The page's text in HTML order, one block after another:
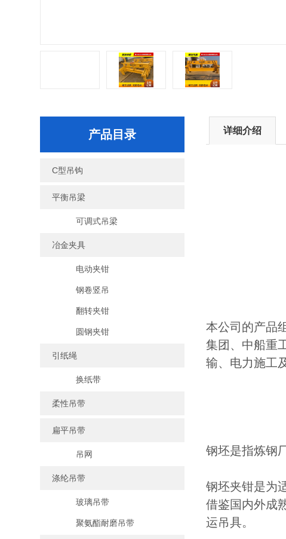
产品目录
C型吊钩
平衡吊梁
可调式吊梁
冶金夹具
电动夹钳
钢卷竖吊
翻转夹钳
圆钢夹钳
引纸绳
换纸带
柔性吊带
扁平吊带
吊网
涤纶吊带
玻璃吊带
聚氨酯耐磨吊带
详细介绍
本公司的产品
集团、中船重
输、电力施工
钢坯是指炼钢
钢坯夹钳是为
借鉴国内外成
运吊具。